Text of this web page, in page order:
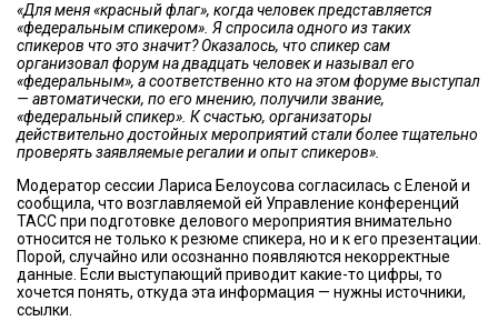
«Для меня «красный флаг», когда человек представляется
«федеральным спикером». Я спросила одного из таких
спикеров что это значит? Оказалось, что спикер сам
организовал форум на двадцать человек и называл его
«федеральным», а соответственно кто на этом форуме выступал
— автоматически, по его мнению, получили звание,
«федеральный спикер». К счастью, организаторы
действительно достойных мероприятий стали более тщательно
проверять заявляемые регалии и опыт спикеров».
Модератор сессии Лариса Белоусова согласилась с Еленой и
сообщила, что возглавляемой ей Управление конференций
ТАСС при подготовке делового мероприятия внимательно
относится не только к резюме спикера, но и к его презентации.
Порой, случайно или осознанно появляются некорректные
данные. Если выступающий приводит какие-то цифры, то
хочется понять, откуда эта информация — нужны источники,
ссылки.